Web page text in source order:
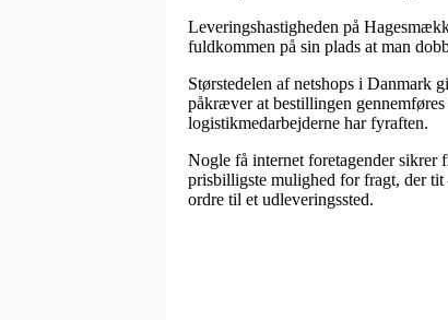
Leveringshastigheden på
fuldkommen på sin plads at man
Størstedelen af netshops i Danmark
påkræver at bestillingen
logistikmedarbejderne har fyraften.
Nogle få internet foretagender sikrer
prisbilligste mulighed for fragt, der
ordre til et udleveringssted.